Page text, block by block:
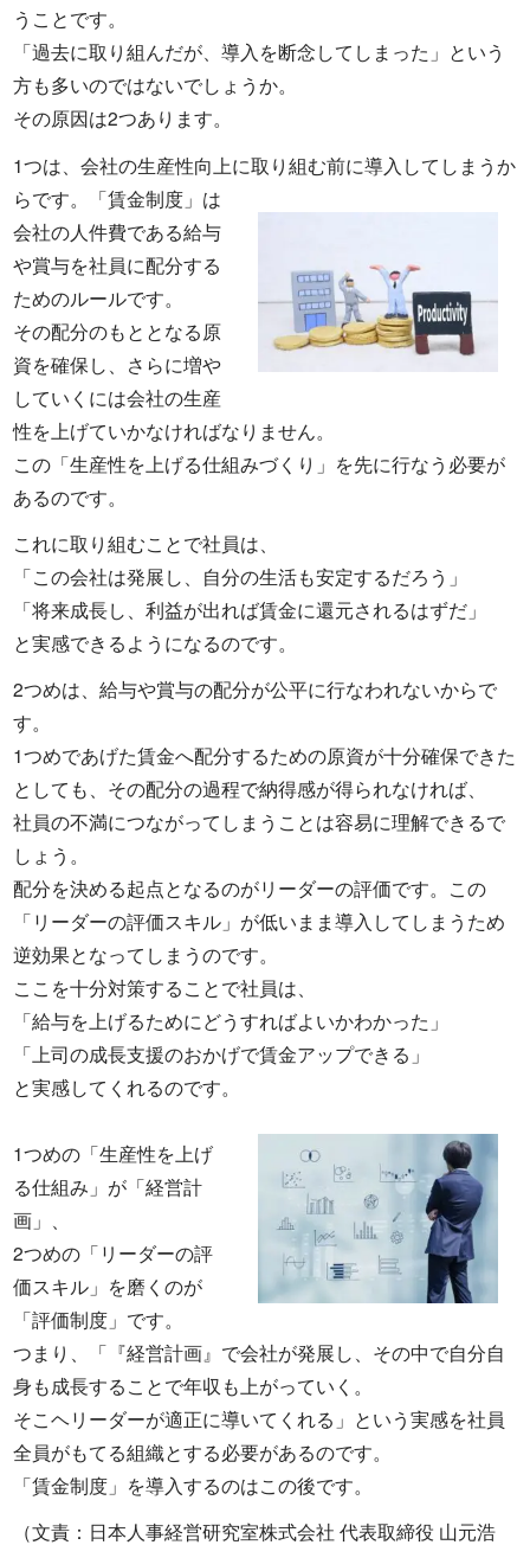
うことです。
「過去に取り組んだが、導入を断念してしまった」という
方も多いのではないでしょうか。
その原因は2つあります。
1つは、会社の生産性向上に取り組む前に導入してしまうか
らです。
「賃金制度」は
会社の人件費である給与
や賞与を社員に配分する
ためのルールです。
その配分のもととなる原
資を確保し、さらに増や
していくには会社の生産
性を上げていかなければなりません。
この「生産性を上げる仕組みづくり」を先に行なう必要が
あるのです。
これに取り組むことで社員は、
「この会社は発展し、自分の生活も安定するだろう」
「将来成長し、利益が出れば賃金に還元されるはずだ」
と実感できるようになるのです。
2つめは、給与や賞与の配分が公平に行なわれないからで
す。
1つめであげた賃金へ配分するための原資が十分確保できた
としても、その配分の過程で納得感が得られなければ、
社員の不満につながってしまうことは容易に理解できるで
しょう。
配分を決める起点となるのがリーダーの評価です。この
「リーダーの評価スキル」が低いまま導入してしまうため
逆効果となってしまうのです。
ここを十分対策することで社員は、
「給与を上げるためにどうすればよいかわかった」
「上司の成長支援のおかげで賃金アップできる」
と実感してくれるのです。
1つめの「生産性を上げ
る仕組み」が「経営計
画」、
2つめの「リーダーの評
価スキル」を磨くのが
「評価制度」です。
つまり、「『経営計画』で会社が発展し、その中で自分自
身も成長することで年収も上がっていく。
そこヘリーダーが適正に導いてくれる」という実感を社員
全員がもてる組織とする必要があるのです。
「賃金制度」を導入するのはこの後です。
（文責：日本人事経営研究室株式会社 代表取締役 山元浩